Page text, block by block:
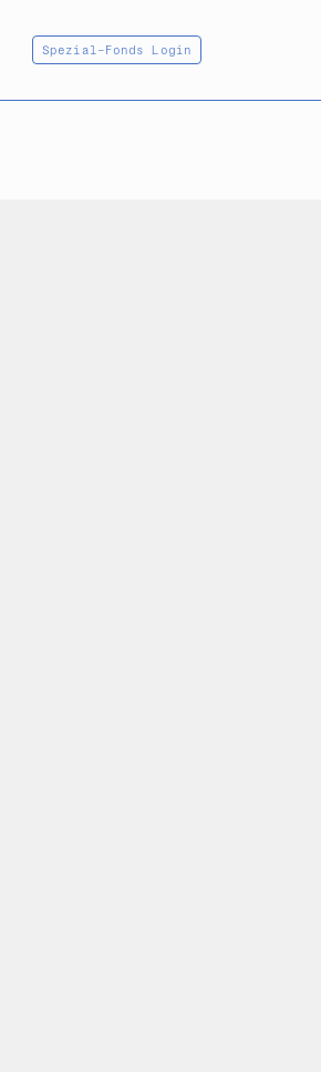
Spezial-Fonds Login